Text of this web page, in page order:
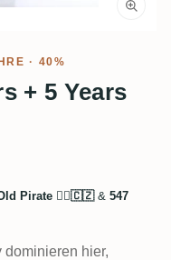
· 40%
+ 5 Years
Pirate 🏴‍☠️🇨🇿& 547
dominieren hier,